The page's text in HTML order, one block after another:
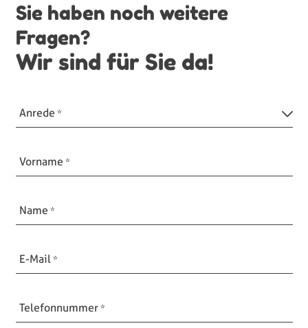
Sie haben noch weitere
Fragen?
Wir sind für Sie da!
Anrede
Vorname
Name
E-Mail
Telefonnummer